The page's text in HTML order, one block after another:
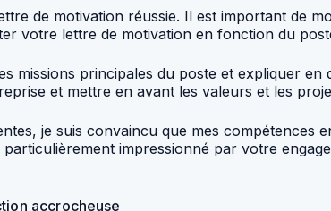
de motivation réussie. Il est important de
votre lettre de motivation en fonction du
missions principales du poste et expliquer
et mettre en avant les valeurs et les
je suis convaincu que mes
impressionné par votre
accrocheuse